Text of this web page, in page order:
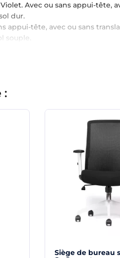
Avec ou sans appui-tête,
dur.
tête, avec ou sans
souple.
:
Siège de bureau